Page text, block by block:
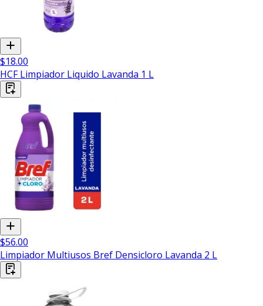
$18.00
HCF Limpiador Liquido Lavanda 1 L
$56.00
Limpiador Multiusos Bref Densicloro Lavanda 2 L